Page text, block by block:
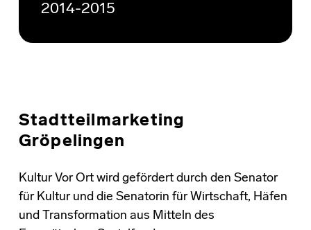
2014-2015
Stadtteilmarketing
Gröpelingen
Kultur Vor Ort wird gefördert durch den Senator
für Kultur und die Senatorin für Wirtschaft, Häfen
und Transformation aus Mitteln des